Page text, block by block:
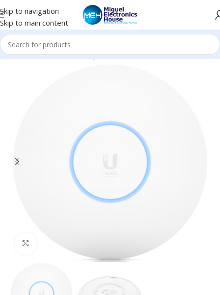
Skip to navigation
Skip to main content
Accueil Réseau informatique Antenne Plafond